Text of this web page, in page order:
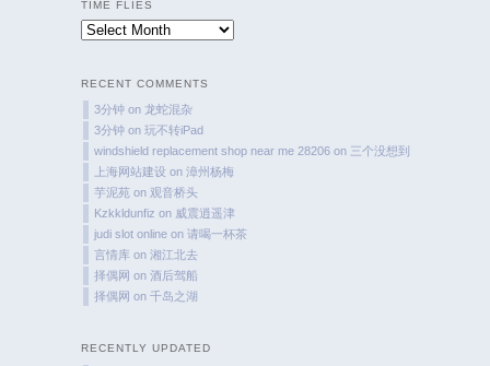
TIME FLIES
Time
RECENT COMMENTS
3分钟 on 龙蛇混杂
3分钟 on玩不转iPad
windshield replacement shop near me 28206 on 三个没想到
上海网站建设 on漳州杨梅
芋泥苑 on 观音桥头
Kzkkldunfiz on 威震逍遥津
judi slot online on请喝一杯茶
言情库 on湘江北去
择偶网 on酒后驾船
择偶网 on千岛之湖
RECENTLY UPDATED